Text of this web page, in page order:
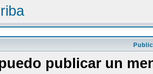
publicar un